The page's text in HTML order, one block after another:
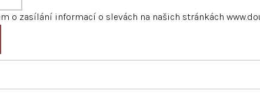
o zasílání informací o slevách na našich stránkách